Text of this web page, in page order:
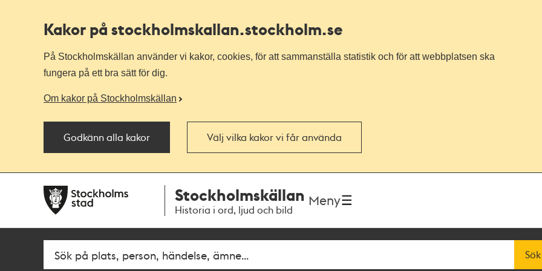
Kakor på stockholmskallan.stockholm.se
På Stockholmskällan använder vi kakor, cookies, för att sammanställa statistik och för att webbplatsen ska
fungera på ett bra sätt för dig.
Om kakor på Stockholmskällan
Godkänn alla kakor Välj vilka kakor vi får använda
navigationen
huvudinnehållet
Stockholmskällan
Historia i ord, ljud och bild
Meny
Fritextsök Sök